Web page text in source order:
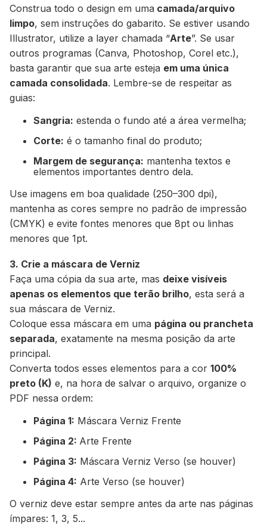
Construa todo o design em uma camada/arquivo
limpo, sem instruções do gabarito. Se estiver usando
Illustrator, utilize a layer chamada “Arte”. Se usar
outros programas (Canva, Photoshop, Corel etc.),
basta garantir que sua arte esteja em uma única
camada consolidada. Lembre-se de respeitar as
guias:
Sangria: estenda o fundo até a área vermelha;
Corte: é o tamanho final do produto;
Margem de segurança: mantenha textos e
elementos importantes dentro dela.
Use imagens em boa qualidade (250–300 dpi),
mantenha as cores sempre no padrão de impressão
(CMYK) e evite fontes menores que 8pt ou linhas
menores que 1pt.
3. Crie a máscara de Verniz
Faça uma cópia da sua arte, mas deixe visíveis
apenas os elementos que terão brilho, esta será a
sua máscara de Verniz.
Coloque essa máscara em uma página ou prancheta
separada, exatamente na mesma posição da arte
principal.
Converta todos esses elementos para a cor 100%
preto (K) e, na hora de salvar o arquivo, organize o
PDF nessa ordem:
Página 1: Máscara Verniz Frente
Página 2: Arte Frente
Página 3: Máscara Verniz Verso (se houver)
Página 4: Arte Verso (se houver)
O verniz deve estar sempre antes da arte nas páginas
ímpares: 1, 3, 5...